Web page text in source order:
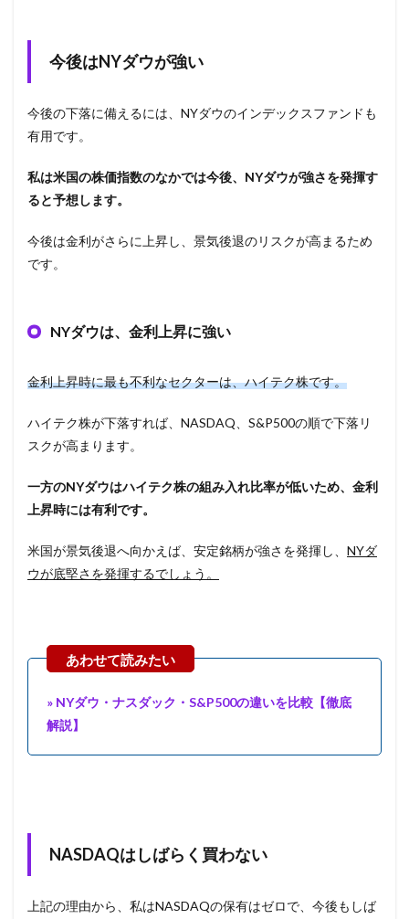
今後はNYダウが強い
今後の下落に備えるには、NYダウのインデックスファンドも
有用です。
私は米国の株価指数のなかでは今後、NYダウが強さを発揮す
ると予想します。
今後は金利がさらに上昇し、景気後退のリスクが高まるため
です。
NYダウは、金利上昇に強い
金利上昇時に最も不利なセクターは、ハイテク株です。
ハイテク株が下落すれば、NASDAQ、S&P500の順で下落リ
スクが高まります。
一方のNYダウはハイテク株の組み入れ比率が低いため、金利
上昇時には有利です。
米国が景気後退へ向かえば、安定銘柄が強さを発揮し、 NYダ
ウが底堅さを発揮するでしょう。
» NYダウ・ナスダック・S&P500の違いを比較【徹底
解説】
NASDAQはしばらく買わない
上記の理由から、私はNASDAQの保有はゼロで、今後もしば